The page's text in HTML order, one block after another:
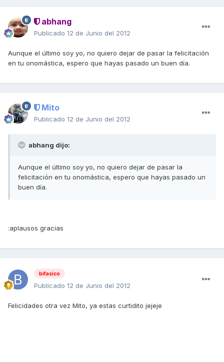
abhang
Publicado 12 de Junio del 2012
Aunque el último soy yo, no quiero dejar de pasar la felicitación
en tu onomástica, espero que hayas pasado un buen día.
Mito
Publicado 12 de Junio del 2012
abhang dijo:
Aunque el último soy yo, no quiero dejar de pasar la
felicitación en tu onomástica, espero que hayas pasado un
buen día.
:aplausos gracias
bifasico
Publicado 12 de Junio del 2012
Felicidades otra vez Mito, ya estas curtidito jejeje